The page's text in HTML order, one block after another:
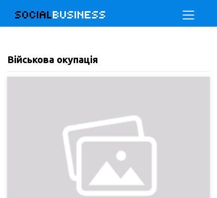
SOCIALBUSINESS
Військова окупація